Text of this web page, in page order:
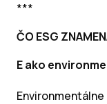
***
ČO ESG
E ako